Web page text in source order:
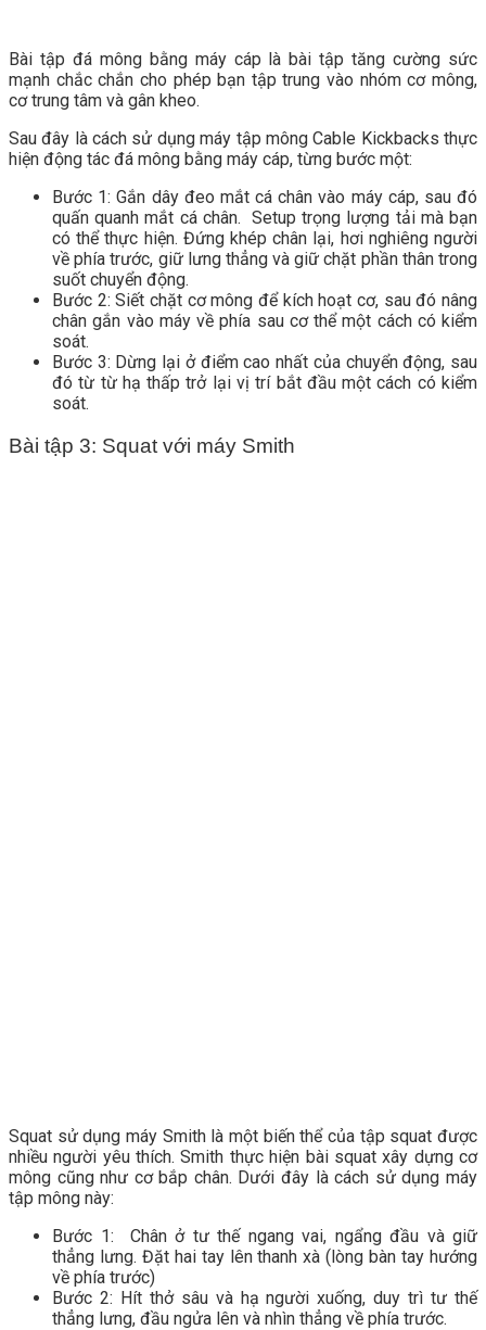
Bài tập đá mông bằng máy cáp là bài tập tăng cường sức
mạnh chắc chắn cho phép bạn tập trung vào nhóm cơ mông,
cơ trung tâm và gân kheo.
Sau đây là cách sử dụng máy tập mông Cable Kickbacks thực
hiện động tác đá mông bằng máy cáp, từng bước một:
Bước 1: Gắn dây đeo mắt cá chân vào máy cáp, sau đó
quấn quanh mắt cá chân. Setup trọng lượng tải mà bạn
có thể thực hiện. Đứng khép chân lại, hơi nghiêng người
về phía trước, giữ lưng thẳng và giữ chặt phần thân trong
suốt chuyển động.
Bước 2: Siết chặt cơ mông để kích hoạt cơ, sau đó nâng
chân gắn vào máy về phía sau cơ thể một cách có kiểm
soát.
Bước 3: Dừng lại ở điểm cao nhất của chuyển động, sau
đó từ từ hạ thấp trở lại vị trí bắt đầu một cách có kiểm
soát.
Bài tập 3: Squat với máy Smith
Squat sử dụng máy Smith là một biến thể của tập squat được
nhiều người yêu thích. Smith thực hiện bài squat xây dựng cơ
mông cũng như cơ bắp chân. Dưới đây là cách sử dụng máy
tập mông này:
Bước 1: Chân ở tư thế ngang vai, ngẩng đầu và giữ
thẳng lưng. Đặt hai tay lên thanh xà (lòng bàn tay hướng
về phía trước)
Bước 2: Hít thở sâu và hạ người xuống, duy trì tư thế
thẳng lưng, đầu ngửa lên và nhìn thẳng về phía trước.